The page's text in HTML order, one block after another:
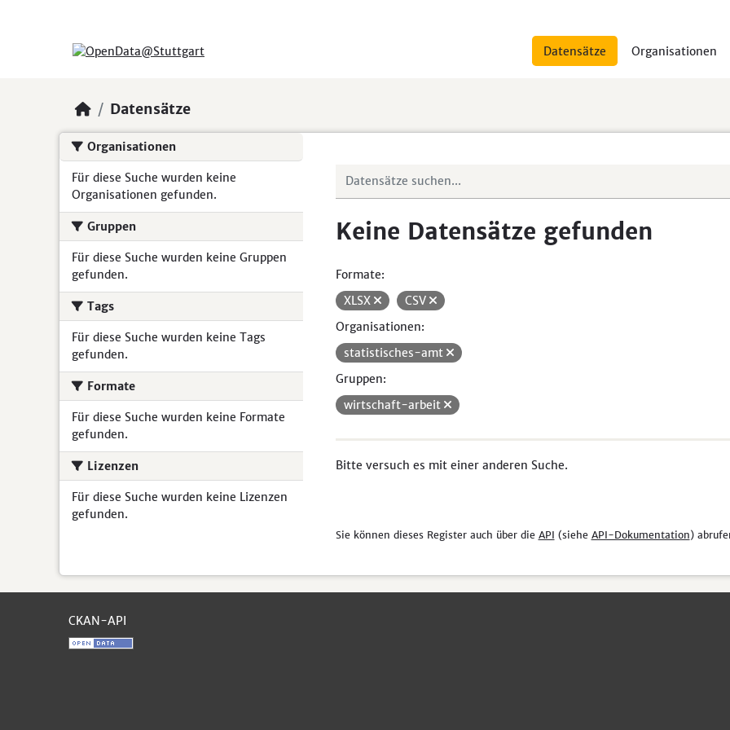
Datensätze Organisationen
Datensätze
Organisationen
Für diese Suche wurden keine
Organisationen gefunden.
Gruppen
Für diese Suche wurden keine Gruppen
gefunden.
Tags
Für diese Suche wurden keine Tags
gefunden.
Formate
Für diese Suche wurden keine Formate
gefunden.
Lizenzen
Für diese Suche wurden keine Lizenzen
gefunden.
Keine Datensätze gefunden
Formate:
XLSX
CSV
Organisationen:
statistisches-amt
Gruppen:
wirtschaft-arbeit
Bitte versuch es mit einer anderen Suche.
Sie können dieses Register auch über die API (siehe API-Dokumentation)
CKAN-API